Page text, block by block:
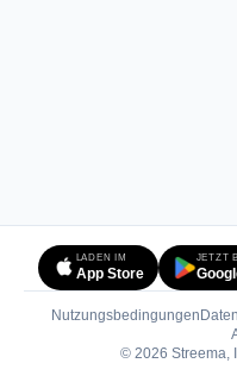
LADEN IM
App Store
JETZT
Nutzungsbedingungen
© 2026 Streema,